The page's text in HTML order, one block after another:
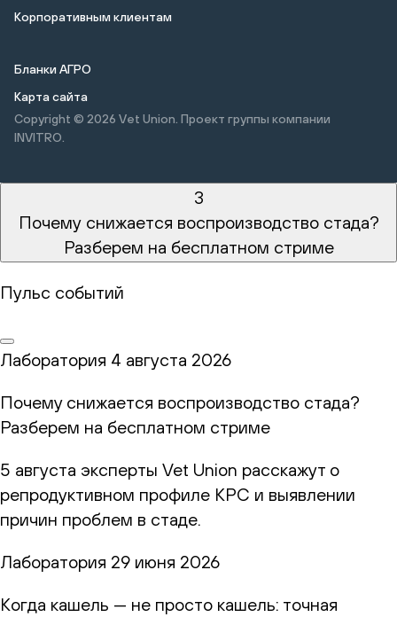
Корпоративным клиентам
Бланки АГРО
Карта сайта
Copyright © 2026 Vet Union. Проект группы компании
INVITRO.
3
Почему снижается воспроизводство стада?
Разберем на бесплатном стриме
Пульс событий
Лаборатория 4 августа 2026
Почему снижается воспроизводство стада?
Разберем на бесплатном стриме
5 августа эксперты Vet Union расскажут о
репродуктивном профиле КРС и выявлении
причин проблем в стаде.
Лаборатория 29 июня 2026
Когда кашель — не просто кашель: точная